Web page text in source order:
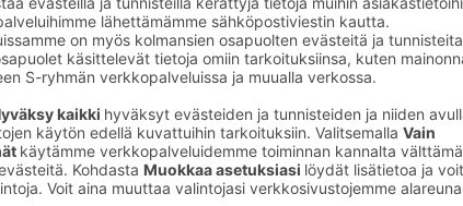
Pullat